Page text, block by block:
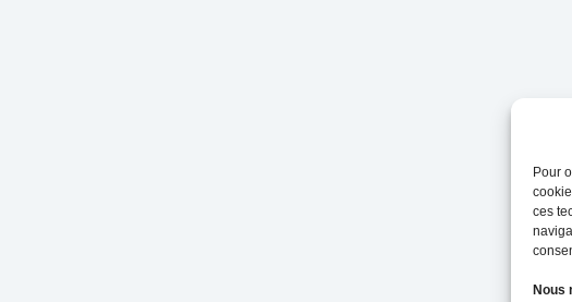
Pour
ces
Nous